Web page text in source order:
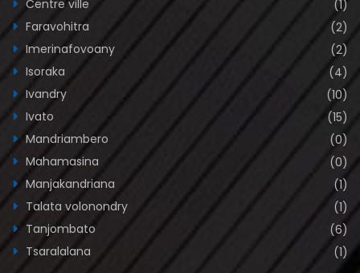
Centre ville
(1)
Faravohitra
(2)
Imerinafovoany
(2)
Isoraka
(4)
Ivandry
(10)
Ivato
(15)
Mandriambero
(0)
Mahamasina
(0)
Manjakandriana
(1)
Talata volonondry
(1)
Tanjombato
(6)
Tsaralalana
(1)